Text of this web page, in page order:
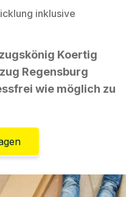
inklusive
Koertig
Regensburg
wie möglich zu